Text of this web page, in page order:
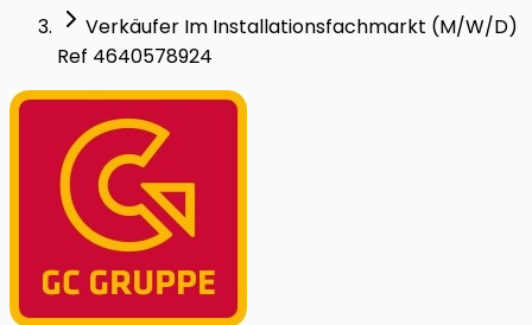
Verkäufer Im Installationsfachmarkt (M/W/D)
Ref 4640578924